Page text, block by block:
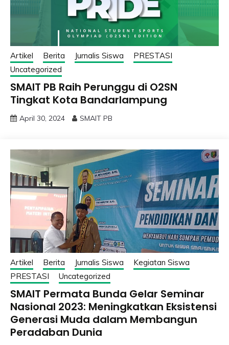
Artikel Berita Jurnalis Siswa
PRESTASI
Uncategorized
SMAIT PB Raih Perunggu di O2SN
Tingkat Kota Bandarlampung
April 30, 2024 SMAIT PB
Artikel Berita Jurnalis Siswa
Kegiatan Siswa
PRESTASI
Uncategorized
SMAIT Permata Bunda Gelar Seminar
Nasional 2023: Meningkatkan Eksistensi
Generasi Muda dalam Membangun
Peradaban Dunia